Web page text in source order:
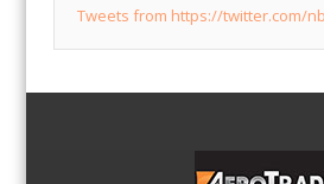
Tweets from https://twitter.com/